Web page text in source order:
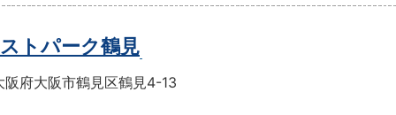
ストパーク鶴見
阪府大阪市鶴見区鶴見4-13